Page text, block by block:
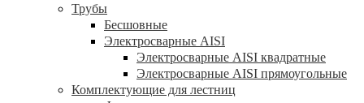
Трубы
Бесшовные
Электросварные AISI
Электросварные AISI квадратные
Электросварные AISI прямоугольные
Комплектующие для лестниц